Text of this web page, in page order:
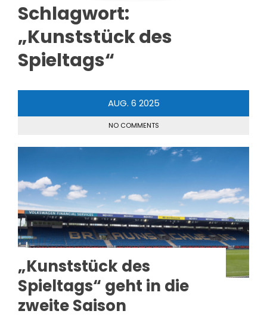
Schlagwort:
„Kunststück des
Spieltags“
AUG. 6 2025
NO COMMENTS
„Kunststück des
Spieltags“ geht in die
zweite Saison